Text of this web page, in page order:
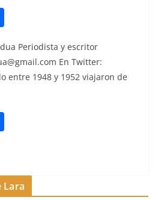
o
m
p
Peri­odista y escritor
En Twit­ter:
entre 1948 y 1952 via­jaron de
p
Lara